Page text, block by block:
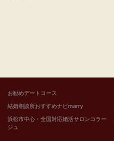
お勧めデートコース
結婚相談所おすすめナビmarry
浜松市中心・全国対応婚活サロンコラー
ジュ